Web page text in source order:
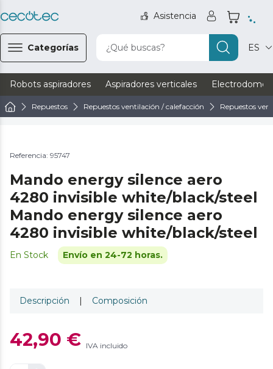
Asistencia
Categorías ¿Qué buscas? ES
Robots aspiradores Aspiradores verticales
Repuestos Repuestos ventilación / calefacción Repuestos
Referencia: 95747
Mando energy silence aero
4280 invisible white/black/steel
Mando energy silence aero
4280 invisible white/black/steel
En Stock Envío en 24-72 horas.
Descripción | Composición
42,90 € IVA incluido